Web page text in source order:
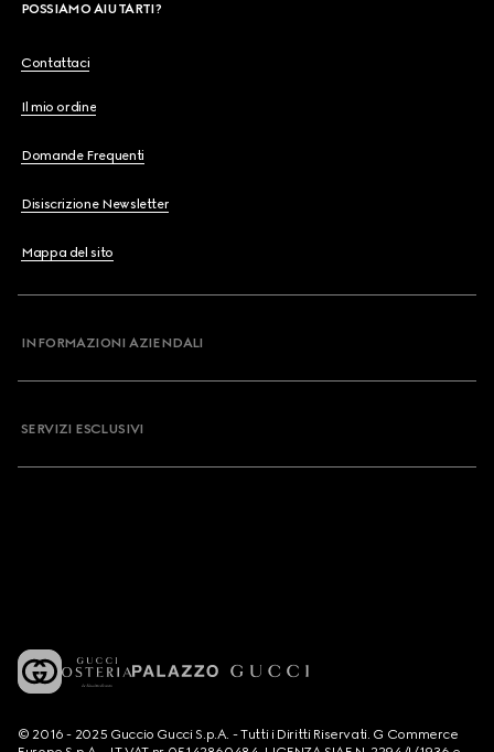
POSSIAMO AIUTARTI?
Contattaci
Il mio ordine
Domande Frequenti
Disiscrizione Newsletter
Mappa del sito
INFORMAZIONI AZIENDALI
SERVIZI ESCLUSIVI
© 2016 - 2025 Guccio Gucci S.p.A. - Tutti i Diritti Riservati. G Commerce